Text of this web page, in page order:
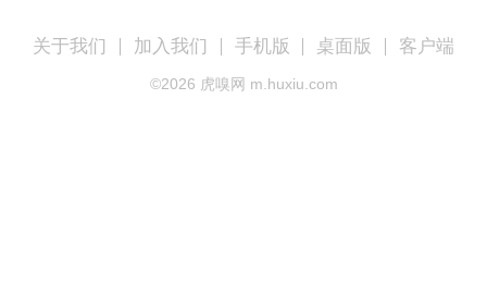
关于我们 加入我们 手机版 桌面版 客户端
©2026 虎嗅网 m.huxiu.com